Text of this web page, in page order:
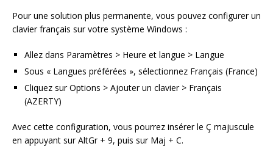
Pour une solution plus permanente, vous pouvez configurer un
clavier français sur votre système Windows :
Allez dans Paramètres > Heure et langue > Langue
Sous « Langues préférées », sélectionnez Français (France)
Cliquez sur Options > Ajouter un clavier > Français
(AZERTY)
Avec cette configuration, vous pourrez insérer le Ç majuscule
en appuyant sur AltGr + 9, puis sur Maj + C.